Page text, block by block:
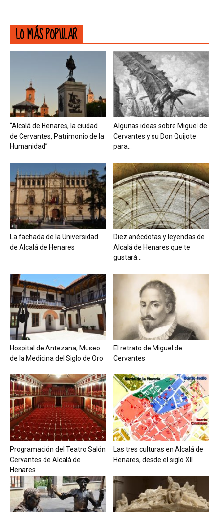
LO MÁS POPULAR
“Alcalá de Henares, la ciudad
de Cervantes, Patrimonio de la
Humanidad”
Algunas ideas sobre Miguel de
Cervantes y su Don Quijote
para...
La fachada de la Universidad
de Alcalá de Henares
Diez anécdotas y leyendas de
Alcalá de Henares que te
gustará...
Hospital de Antezana, Museo
de la Medicina del Siglo de Oro
El retrato de Miguel de
Cervantes
Programación del Teatro Salón
Cervantes de Alcalá de
Henares
Las tres culturas en Alcalá de
Henares, desde el siglo XII